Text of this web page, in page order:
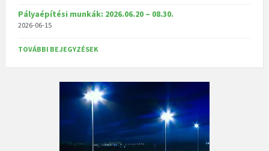
Pályaépítési munkák: 2026.06.20 – 08.30.
2026-06-15
TOVÁBBI BEJEGYZÉSEK